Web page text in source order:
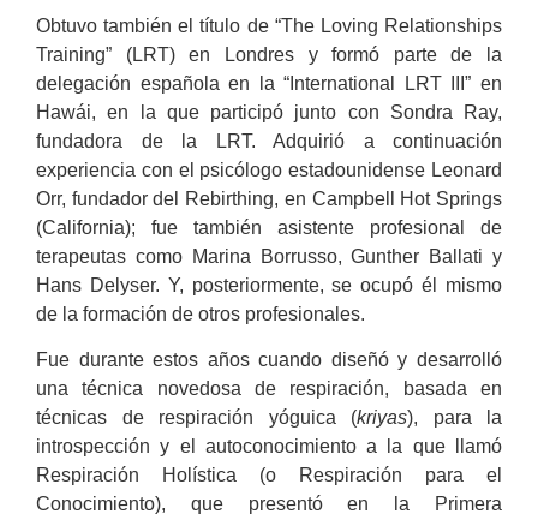
Obtuvo también el título de “The Loving Relationships
Training” (LRT) en Londres y formó parte de la
delegación española en la “International LRT III” en
Hawái, en la que participó junto con Sondra Ray,
fundadora de la LRT. Adquirió a continuación
experiencia con el psicólogo estadounidense Leonard
Orr, fundador del Rebirthing, en Campbell Hot Springs
(California); fue también asistente profesional de
terapeutas como Marina Borrusso, Gunther Ballati y
Hans Delyser. Y, posteriormente, se ocupó él mismo
de la formación de otros profesionales.
Fue durante estos años cuando diseñó y desarrolló
una técnica novedosa de respiración, basada en
técnicas de respiración yóguica (kriyas), para la
introspección y el autoconocimiento a la que llamó
Respiración Holística (o Respiración para el
Conocimiento), que presentó en la Primera